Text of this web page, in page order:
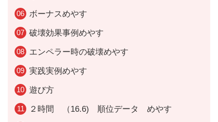
ボーナスめやす
破壊効果事例めやす
エンペラー時の破壊めやす
実践実例めやす
遊び方
２時間 （16.6) 順位データ めやす